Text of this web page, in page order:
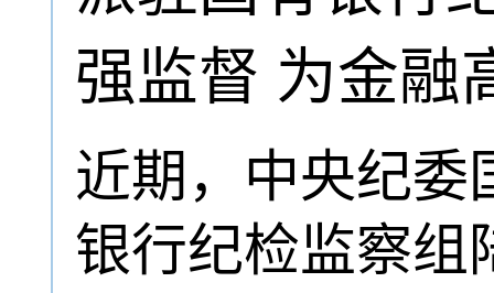
强监督 为金融
近期，中央纪委
银行纪检监察组